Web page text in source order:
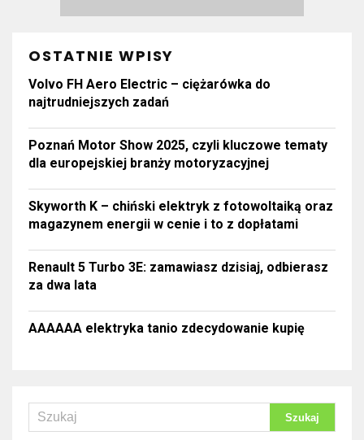
OSTATNIE WPISY
Volvo FH Aero Electric – ciężarówka do
najtrudniejszych zadań
Poznań Motor Show 2025, czyli kluczowe tematy
dla europejskiej branży motoryzacyjnej
Skyworth K – chiński elektryk z fotowoltaiką oraz
magazynem energii w cenie i to z dopłatami
Renault 5 Turbo 3E: zamawiasz dzisiaj, odbierasz
za dwa lata
AAAAAA elektryka tanio zdecydowanie kupię